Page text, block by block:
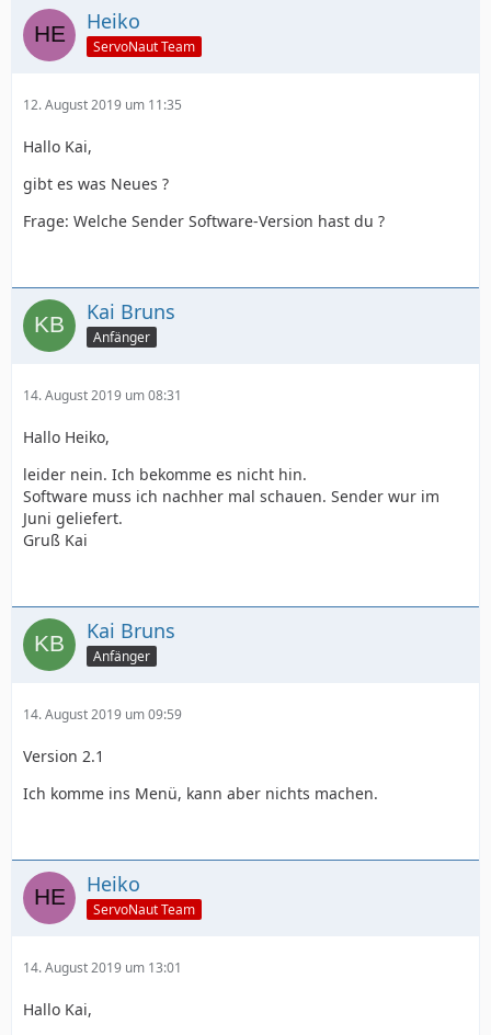
Heiko
ServoNaut Team
12. August 2019 um 11:35
Hallo Kai,
gibt es was Neues ?
Frage: Welche Sender Software-Version hast du ?
Kai Bruns
Anfänger
14. August 2019 um 08:31
Hallo Heiko,
leider nein. Ich bekomme es nicht hin.
Software muss ich nachher mal schauen. Sender wur im
Juni geliefert.
Gruß Kai
Kai Bruns
Anfänger
14. August 2019 um 09:59
Version 2.1
Ich komme ins Menü, kann aber nichts machen.
Heiko
ServoNaut Team
14. August 2019 um 13:01
Hallo Kai,